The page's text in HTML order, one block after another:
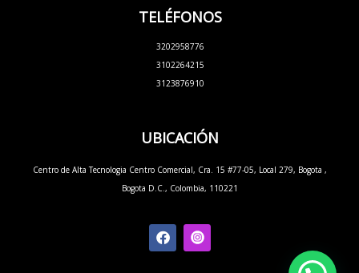
TELÉFONOS
3202958776
3102264215
3123876910
UBICACIÓN
Centro de Alta Tecnologia Centro Comercial, Cra. 15 #77-05, Local 279, Bogota ,
Bogota D.C., Colombia, 110221
F
a
c